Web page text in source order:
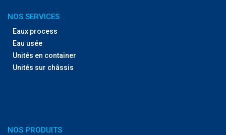
NOS SERVICES
Eaux process
Eau usée
Unités en container
Unités sur châssis
NOS PRODUITS